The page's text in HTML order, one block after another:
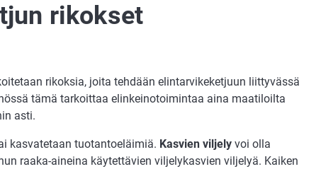
rikokset
rikoksia, joita tehdään elintarvikeketjuun liittyvässä
tämä tarkoittaa elinkeinotoimintaa aina maatiloilta
asti.
kasvatetaan tuotantoeläimiä. Kasvien viljely voi olla
raaka-aineina käytettävien viljelykasvien viljelyä. Kaiken